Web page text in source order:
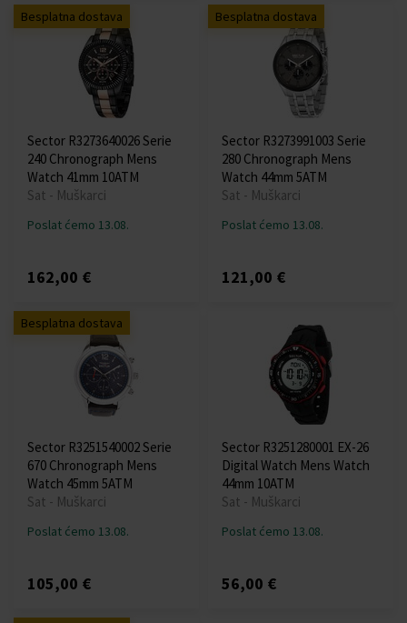
Besplatna dostava
Sector R3273640026 Serie
240 Chronograph Mens
Watch 41mm 10ATM
Sat - Muškarci
Poslat ćemo 13.08.
162,00 €
Besplatna dostava
Sector R3273991003 Serie
280 Chronograph Mens
Watch 44mm 5ATM
Sat - Muškarci
Poslat ćemo 13.08.
121,00 €
Besplatna dostava
Sector R3251540002 Serie
670 Chronograph Mens
Watch 45mm 5ATM
Sat - Muškarci
Poslat ćemo 13.08.
105,00 €
Sector R3251280001 EX-26
Digital Watch Mens Watch
44mm 10ATM
Sat - Muškarci
Poslat ćemo 13.08.
56,00 €